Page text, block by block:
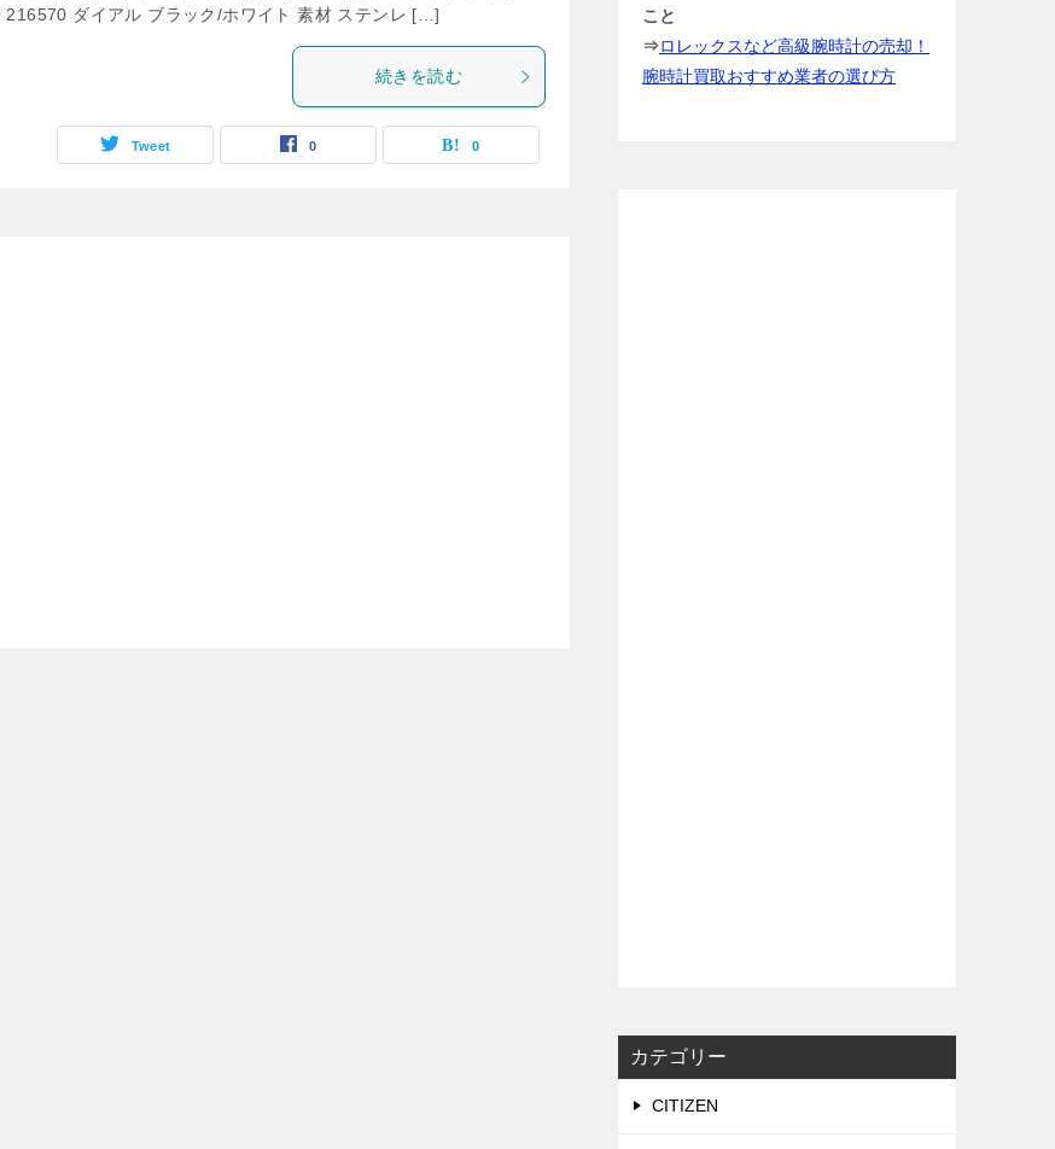
216570 ダイアル ブラック/ホワイト 素材 ステンレ […]
続きを読む
Tweet 0 0
こと
⇒ロレックスなど高級腕時計の売却！
腕時計買取おすすめ業者の選び方
カテゴリー
CITIZEN